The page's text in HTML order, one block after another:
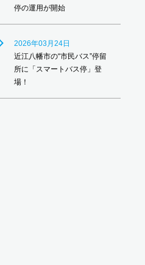
停の運用が開始
2026年03月24日
近江八幡市の“市民バス”停留
所に「スマートバス停」登
場！